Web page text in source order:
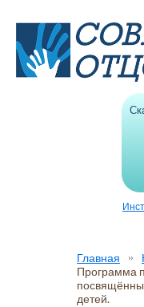
Главная
Программа
детей.